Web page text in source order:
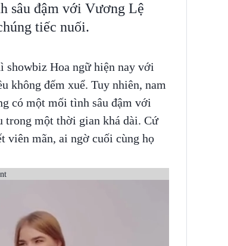
sâu đậm với Vương Lệ
tiếc nuối.
showbiz Hoa ngữ hiện nay với
không đếm xuể. Tuy nhiên, nam
có một mối tình sâu đậm với
trong một thời gian khá dài. Cứ
viên mãn, ai ngờ cuối cùng họ